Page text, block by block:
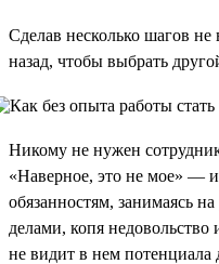
Сделав несколько шагов не
назад, чтобы выбрать
Никому не нужен
«Наверное, это не мое» —
обязанностям, занимаясь
делами, копя недовольство
не видит в нем